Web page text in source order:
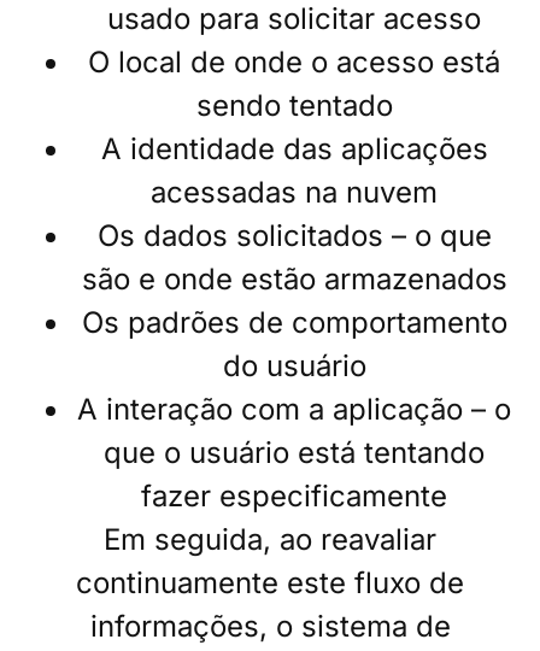
usado para solicitar acesso
O local de onde o acesso está
sendo tentado
A identidade das aplicações
acessadas na nuvem
Os dados solicitados – o que
são e onde estão armazenados
Os padrões de comportamento
do usuário
A interação com a aplicação – o
que o usuário está tentando
fazer especificamente
Em seguida, ao reavaliar
continuamente este fluxo de
informações, o sistema de